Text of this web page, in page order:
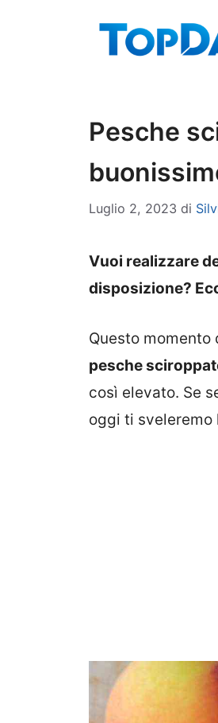
Pesche
Luglio 2, 2023 di
Vuoi realizzare
disposizione?
Questo momento
pesche
così elevato. Se
oggi ti